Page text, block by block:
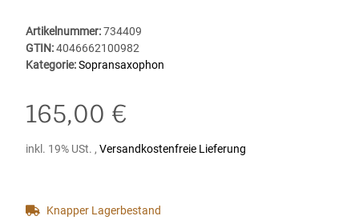
Artikelnummer:734409
GTIN:4046662100982
Kategorie:Sopransaxophon
165,00 €
inkl. 19% USt. , Versandkostenfreie Lieferung
Knapper Lagerbestand